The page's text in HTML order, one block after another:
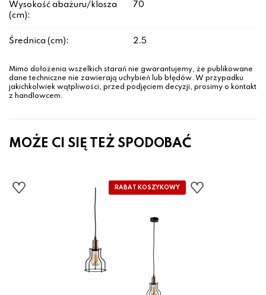
Wysokość abażuru/klosza
(cm):
70
Średnica (cm): 2.5
Mimo dołożenia wszelkich starań nie gwarantujemy, że publikowane
dane techniczne nie zawierają uchybień lub błędów. W przypadku
jakichkolwiek wątpliwości, przed podjęciem decyzji, prosimy o kontakt
z handlowcem.
MOŻE CI SIĘ TEŻ SPODOBAĆ